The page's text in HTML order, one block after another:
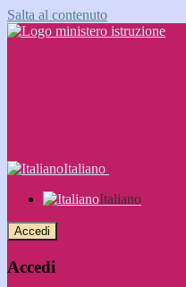
Salta al contenuto
Italiano
Italiano
Accedi
Accedi